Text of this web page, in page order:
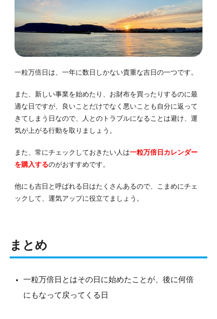
一粒万倍日は、一年に数日しかない貴重な吉日の一つです。
また、新しい事業を始めたり、お財布を買ったりするのに最
適な日ですが、良いことだけでなく悪いことも自分に返って
きてしまう日なので、人とのトラブルになることは避け、運
気が上がる行動を取りましょう。
また、常にチェックしておきたい人は一粒万倍日カレンダー
を購入するのがおすすめです。
他にも吉日と呼ばれる日はたくさんあるので、こまめにチェ
ックして、運気アップに役立てましょう。
まとめ
一粒万倍日とはその日に始めたことが、後に何倍
にもなって戻ってくる日